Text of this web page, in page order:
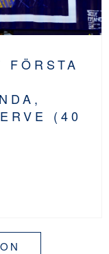
FÖRSTA
(40